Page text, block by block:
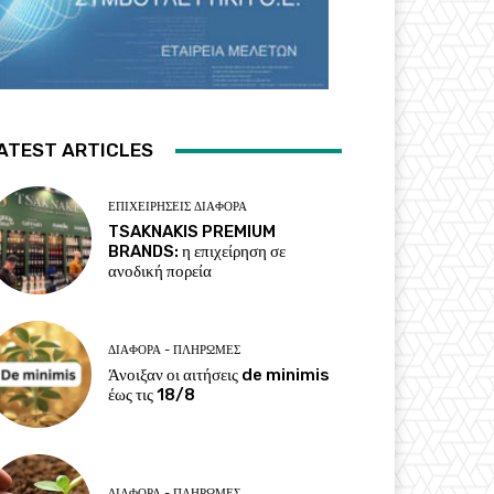
ARTICLES
ΕΠΙΧΕΙΡΉΣΕΙΣ ΔΙΆΦΟΡΑ
TSAKNAKIS PREMIUM
BRANDS: η επιχείρηση σε
ανοδική πορεία
ΔΙΆΦΟΡΑ - ΠΛΗΡΩΜΈΣ
Άνοιξαν οι αιτήσεις de minimis
έως τις 18/8